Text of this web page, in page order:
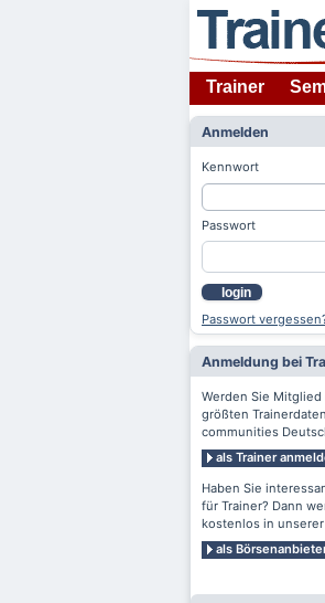
Trainer
Anmelden
Kennwort
Passwort
login
Passwort
Anmeldung bei
Werden Sie
größten
communities
als Trainer
Haben Sie
für Trainer? Dann
kostenlos in
als